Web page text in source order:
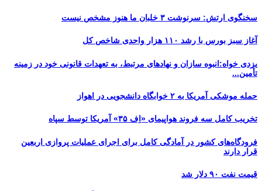
سخنگوی ارتش: سرنوشت ۳ خلبان ما هنوز مشخص نیست
آغاز سبز بورس با رشد ۱۱۰ هزار واحدی شاخص کل
یزدی خواه:انبوه سازان و نهادهای مرتبط، به تعهدات قانونی خود در زمینه
تأمین...
حمله موشکی آمریکا به ۲ خوابگاه دانشجویی در اهواز
تخریب کامل سه فروند هواپیمای «اِف ۳۵» آمریکا توسط سپاه
فرودگاه‌های کشور در آمادگی کامل برای اجرای عملیات پروازی اربعین
قرار دارند
قیمت نفت ۹۰ دلار شد